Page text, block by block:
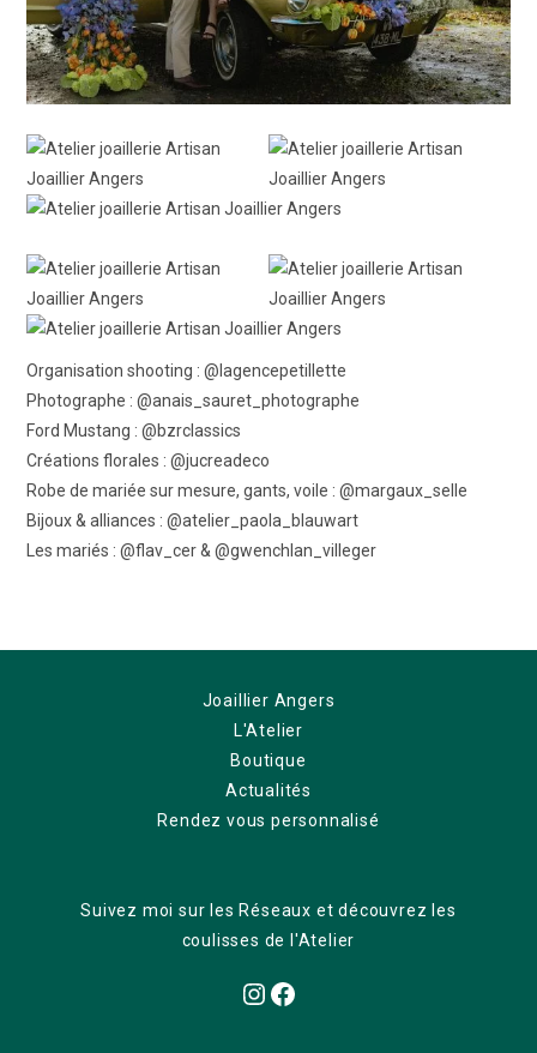
Organisation shooting : @lagencepetillette
Photographe : @anais_sauret_photographe
Ford Mustang : @bzrclassics
Créations florales : @jucreadeco
Robe de mariée sur mesure, gants, voile : @margaux_selle
Bijoux & alliances : @atelier_paola_blauwart
Les mariés : @flav_cer & @gwenchlan_villeger
Joaillier Angers
L'Atelier
Boutique
Actualités
Rendez vous personnalisé
Suivez moi sur les Réseaux et découvrez les
coulisses de l'Atelier
Instagram
Facebook